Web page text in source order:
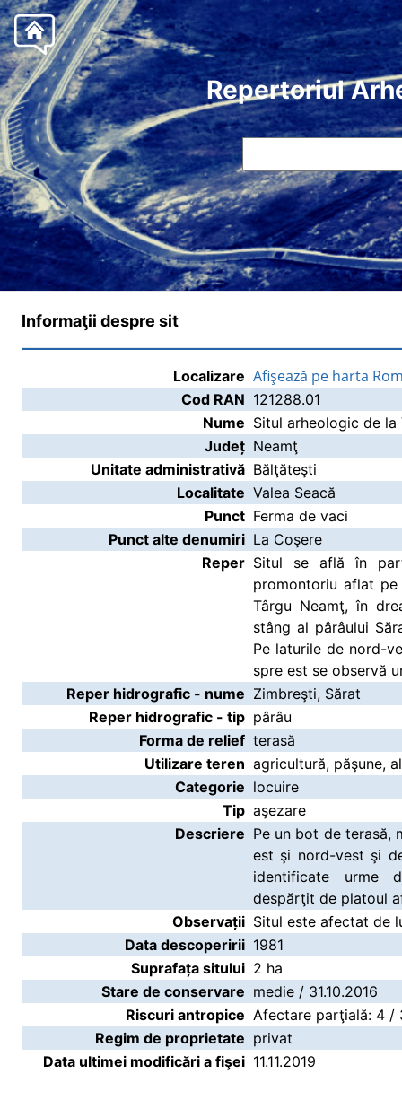
Repertoriul
Informaţii despre sit
Localizare Afişează pe harta
Cod RAN 121288.01
Nume Situl arheologic de la
Județ Neamţ
Unitate administrativă Bălţăteşti
Localitate Valea Seacă
Punct Ferma de vaci
Punct alte denumiri La Coşere
Reper Situl se află în
promontoriu aflat
Târgu Neamţ, în
stâng al pârâului
Pe laturile de nord-
spre est se observă
Reper hidrografic - nume Zimbreşti, Sărat
Reper hidrografic - tip pârâu
Forma de relief terasă
Utilizare teren agricultură, păşune,
Categorie locuire
Tip aşezare
Descriere Pe un bot de terasă,
est şi nord-vest şi
identificate urme
despărţit de platoul
Observații Situl este afectat de
Data descoperirii 1981
Suprafața sitului 2 ha
Stare de conservare medie / 31.10.2016
Riscuri antropice Afectare parţială: 4 /
Regim de proprietate privat
Data ultimei modificări a fişei 11.11.2019